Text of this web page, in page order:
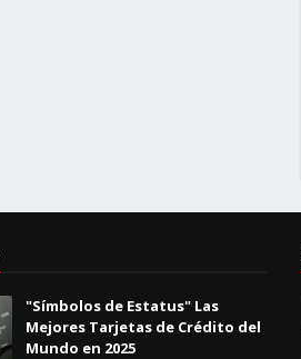
"Símbolos de Estatus" Las
Mejores Tarjetas de Crédito del
Mundo en 2025